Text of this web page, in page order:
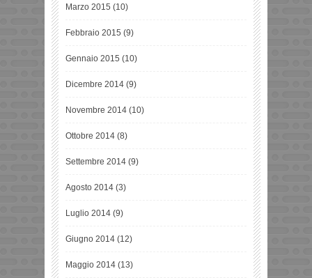
Marzo 2015 (10)
Febbraio 2015 (9)
Gennaio 2015 (10)
Dicembre 2014 (9)
Novembre 2014 (10)
Ottobre 2014 (8)
Settembre 2014 (9)
Agosto 2014 (3)
Luglio 2014 (9)
Giugno 2014 (12)
Maggio 2014 (13)